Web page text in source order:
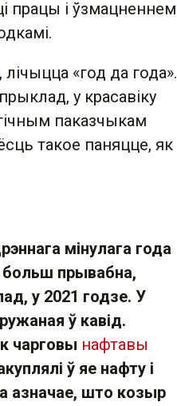
працы і ўзмацненнем
«год да года».
у красавіку
паказчыкам
такое паняцце, як
мінулага года
больш прывабна,
у 2021 годзе. У
ў кавід.
чарговы нафтавы
ў яе нафту і
азначае, што козыр